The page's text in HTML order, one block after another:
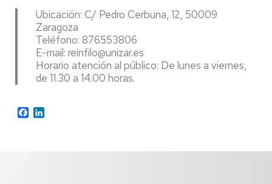
Ubicación: C/ Pedro Cerbuna, 12, 50009
Zaragoza
Teléfono: 876553806
E-mail: reinfilo@unizar.es
Horario atención al público: De lunes a viernes,
de 11.30 a 14.00 horas.
Facebook